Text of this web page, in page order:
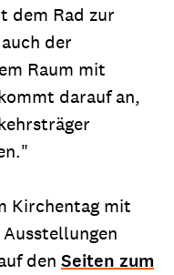
dem Rad zur
der
Raum mit
darauf an,
Kirchentag mit
den Seiten zum